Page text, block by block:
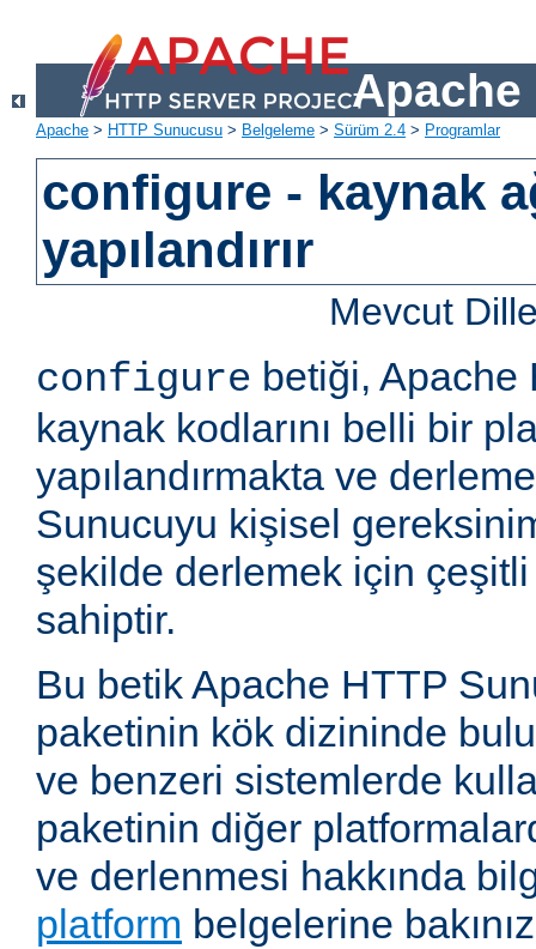
Apache
Apache > HTTP Sunucusu > Belgeleme > Sürüm 2.4 > Programlar
configure - kaynak
yapılandırır
Mevcut
configure betiği, Apache
kaynak kodlarını belli bir
yapılandırmakta ve
Sunucuyu kişisel
şekilde derlemek için
sahiptir.
Bu betik Apache HTTP
paketinin kök dizininde
ve benzeri sistemlerde
paketinin diğer
ve derlenmesi hakkında
platform belgelerine